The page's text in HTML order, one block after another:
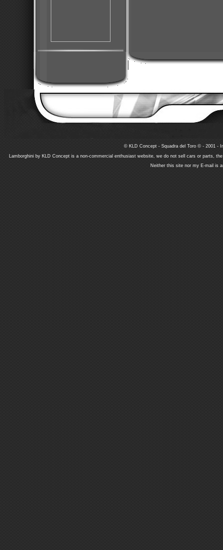
© KLD Concept - Squadra del Toro © - 2001 -
Lamborghini by KLD Concept is a non-commercial enthusiast website, we do not sell cars or parts,
Neither this site nor my E-mail is